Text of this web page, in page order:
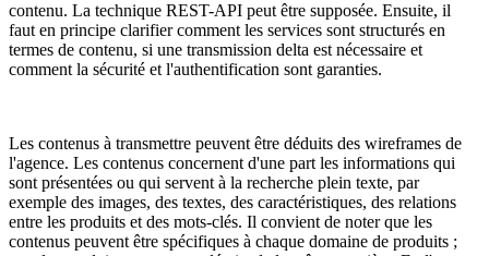
contenu. La technique REST-API peut être supposée. Ensuite, il
faut en principe clarifier comment les services sont structurés en
termes de contenu, si une transmission delta est nécessaire et
comment la sécurité et l'authentification sont garanties.
Les contenus à transmettre peuvent être déduits des wireframes de
l'agence. Les contenus concernent d'une part les informations qui
sont présentées ou qui servent à la recherche plein texte, par
exemple des images, des textes, des caractéristiques, des relations
entre les produits et des mots-clés. Il convient de noter que les
contenus peuvent être spécifiques à chaque domaine de produits ;